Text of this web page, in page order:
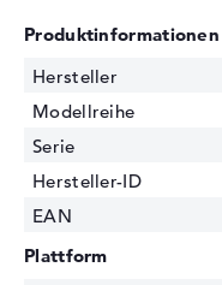
Produktinformationen
Hersteller
Modellreihe
Serie
Hersteller-ID
EAN
Plattform